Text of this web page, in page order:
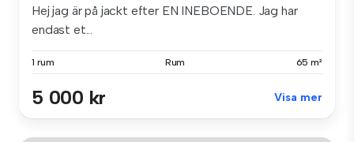
Hej jag är på jackt efter EN INEBOENDE. Jag har
endast et...
1 rum Rum 65 m²
5 000 kr Visa mer